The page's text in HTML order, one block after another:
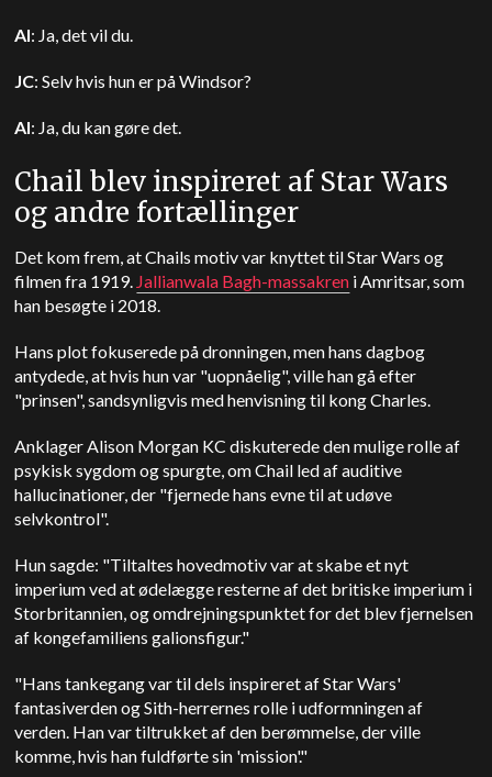
AI: Ja, det vil du.
JC: Selv hvis hun er på Windsor?
AI: Ja, du kan gøre det.
Chail blev inspireret af Star Wars
og andre fortællinger
Det kom frem, at Chails motiv var knyttet til Star Wars og
filmen fra 1919. Jallianwala Bagh-massakren i Amritsar, som
han besøgte i 2018.
Hans plot fokuserede på dronningen, men hans dagbog
antydede, at hvis hun var "uopnåelig", ville han gå efter
"prinsen", sandsynligvis med henvisning til kong Charles.
Anklager Alison Morgan KC diskuterede den mulige rolle af
psykisk sygdom og spurgte, om Chail led af auditive
hallucinationer, der "fjernede hans evne til at udøve
selvkontrol".
Hun sagde: "Tiltaltes hovedmotiv var at skabe et nyt
imperium ved at ødelægge resterne af det britiske imperium i
Storbritannien, og omdrejningspunktet for det blev fjernelsen
af kongefamiliens galionsfigur."
"Hans tankegang var til dels inspireret af Star Wars'
fantasiverden og Sith-herrernes rolle i udformningen af
verden. Han var tiltrukket af den berømmelse, der ville
komme, hvis han fuldførte sin 'mission'."